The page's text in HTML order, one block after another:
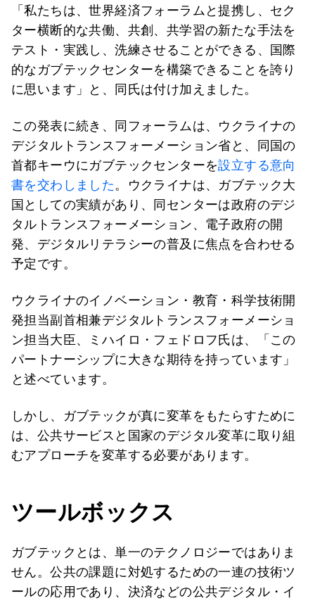
「私たちは、世界経済フォーラムと提携し、セク
ター横断的な共働、共創、共学習の新たな手法を
テスト・実践し、洗練させることができる、国際
的なガブテックセンターを構築できることを誇り
に思います」と、同氏は付け加えました。
この発表に続き、同フォーラムは、ウクライナの
デジタルトランスフォーメーション省と、同国の
首都キーウにガブテックセンターを設立する意向
書を交わしました。ウクライナは、ガブテック大
国としての実績があり、同センターは政府のデジ
タルトランスフォーメーション、電子政府の開
発、デジタルリテラシーの普及に焦点を合わせる
予定です。
ウクライナのイノベーション・教育・科学技術開
発担当副首相兼デジタルトランスフォーメーショ
ン担当大臣、ミハイロ・フェドロフ氏は、「この
パートナーシップに大きな期待を持っています」
と述べています。
しかし、ガブテックが真に変革をもたらすために
は、公共サービスと国家のデジタル変革に取り組
むアプローチを変革する必要があります。
ツールボックス
ガブテックとは、単一のテクノロジーではありま
せん。公共の課題に対処するための一連の技術ツ
ールの応用であり、決済などの公共デジタル・イ